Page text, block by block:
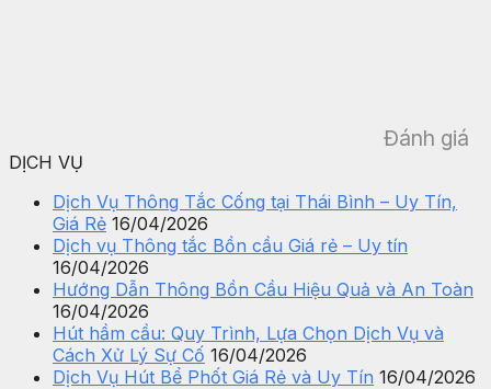
Đánh giá
DỊCH VỤ
Dịch Vụ Thông Tắc Cống tại Thái Bình – Uy Tín,
Giá Rẻ 16/04/2026
Dịch vụ Thông tắc Bồn cầu Giá rẻ – Uy tín
16/04/2026
Hướng Dẫn Thông Bồn Cầu Hiệu Quả và An Toàn
16/04/2026
Hút hầm cầu: Quy Trình, Lựa Chọn Dịch Vụ và
Cách Xử Lý Sự Cố 16/04/2026
Dịch Vụ Hút Bể Phốt Giá Rẻ và Uy Tín 16/04/2026